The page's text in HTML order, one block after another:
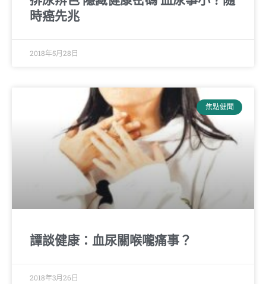
時癌先兆
2018年5月28日
焦點健聞
譚談健康：血尿關喉嚨痛事？
2018年3月26日